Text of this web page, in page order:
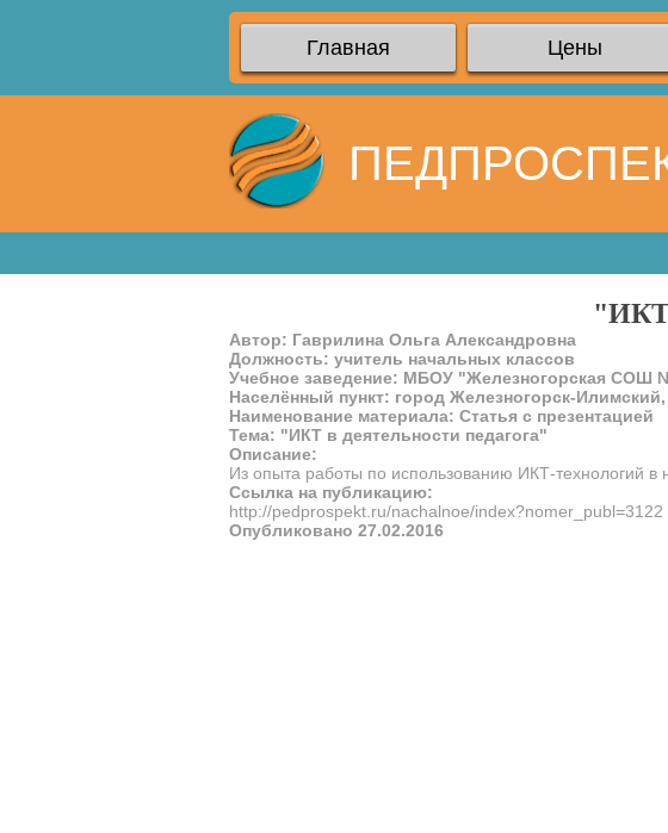
Главная Цены
"ИКТ
Автор: Гаврилина Ольга Александровна
Должность: учитель начальных классов
Учебное заведение: МБОУ "Железногорская СОШ
Населённый пункт: город Железногорск-Илимский,
Наименование материала: Статья с презентацией
Тема: "ИКТ в деятельности педагога"
Описание:
Из опыта работы по использованию ИКТ-технологий в
Ссылка на публикацию:
http://pedprospekt.ru/nachalnoe/index?nomer_publ=3122
Опубликовано 27.02.2016